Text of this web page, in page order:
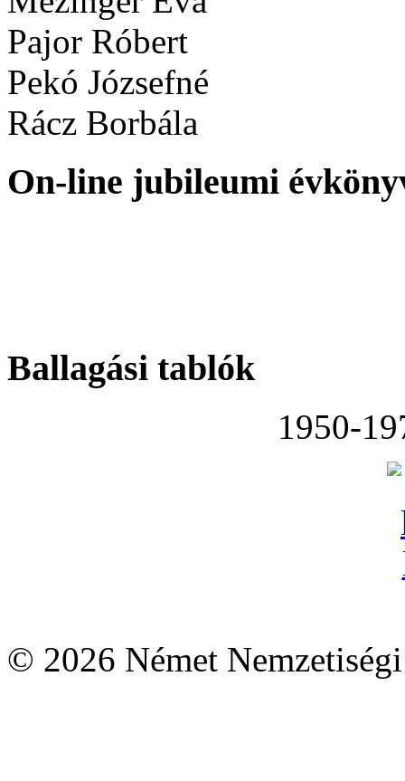
Pajor Róbert
Pekó Józsefné
Rácz Borbála
On-line jubileumi
Ballagási tablók
1950-
© 2026 Német